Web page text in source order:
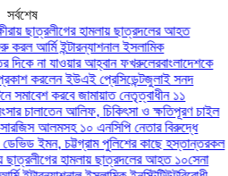
সর্বশেষ
ছাত্রলীগের হামলায় ছাত্রদলের আহত
আর্মি ইন্টারন্যাশনাল ইসলামিক
দিকে না যাওয়ার আহ্বান ফখরুলেরবাংলাদেশকে
করলেন ইউএই প্রেসিডেন্টজুলাই সনদ
করবে জামায়াত নেতৃত্বাধীন ১১
চালাতেন আলিফ, চিকিৎসা ও ক্ষতিপূরণ চাইল
আলমসহ ১০ এনসিপি নেতার বিরুদ্ধে
ইমন, চট্টগ্রাম পুলিশের কাছে হস্তান্তরকল
হামলায় ছাত্রদলের আহত ১০সেনা